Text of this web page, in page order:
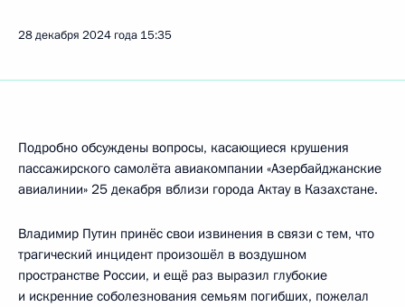
28 декабря 2024 года 15:35
Подробно обсуждены вопросы, касающиеся крушения
пассажирского самолёта авиакомпании «Азербайджанские
авиалинии» 25 декабря вблизи города Актау в Казахстане.
Владимир Путин принёс свои извинения в связи с тем, что
трагический инцидент произошёл в воздушном
пространстве России, и ещё раз выразил глубокие
и искренние соболезнования семьям погибших, пожелал